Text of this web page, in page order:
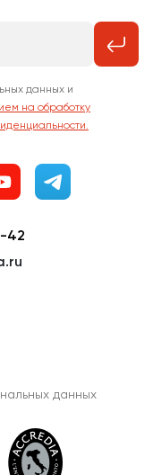
данных и
на обработку
42
данных